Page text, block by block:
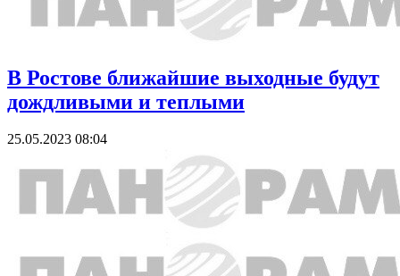
В Ростове ближайшие выходные будут
дождливыми и теплыми
25.05.2023 08:04